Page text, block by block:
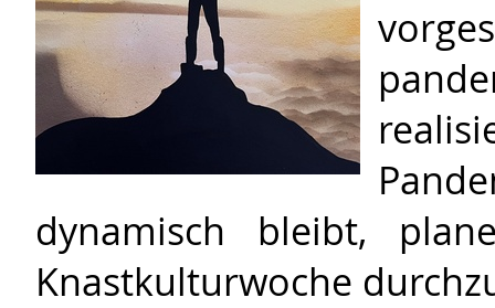
dynamisch bleibt,
Knastkulturwoche